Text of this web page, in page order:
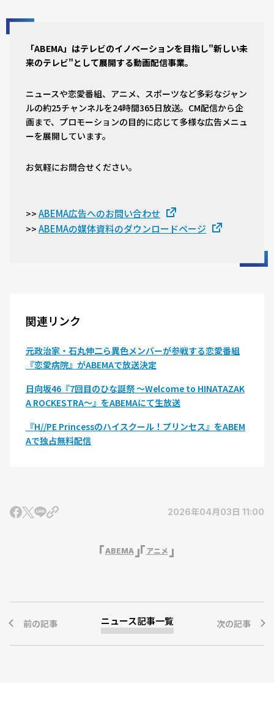
「ABEMA」はテレビのイノベーションを目指し"新しい未
来のテレビ"として展開する動画配信事業。
ニュースや恋愛番組、アニメ、スポーツなど多彩なジャン
ルの約25チャンネルを24時間365日放送。CM配信から企
画まで、プロモーションの目的に応じて多様な広告メニュ
ーを展開しています。
お気軽にお問合せください。
>> ABEMA広告へのお問い合わせ
>> ABEMAの媒体資料のダウンロードページ
関連リンク
元政治家・石丸伸二ら異色メンバーが参戦する恋愛番組
『恋愛病院』がABEMAで放送決定
日向坂46『7回目のひな誕祭 〜Welcome to HINATAZAK
A ROCKESTRA〜』をABEMAにて生放送
『H//PE Princessのハイスクール！プリンセス』をABEM
Aで独占無料配信
2026年04月03日 11:00
ABEMA アニメ
前の記事 ニュース記事一覧 次の記事